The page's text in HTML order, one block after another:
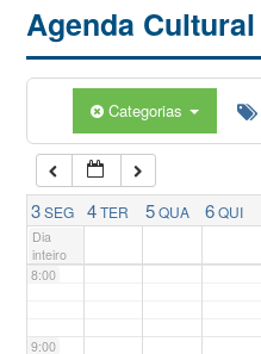
Agenda Cultural
Categorias
3SEG 4TER 5QUA 6QUI
Dia
inteiro
5:00
7:00
8:00
9:00